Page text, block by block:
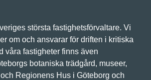
största fastighetsförvaltare. Vi
om och ansvarar för driften i kritiska
våra fastigheter finns även
botaniska trädgård, museer,
Regionens Hus i Göteborg och